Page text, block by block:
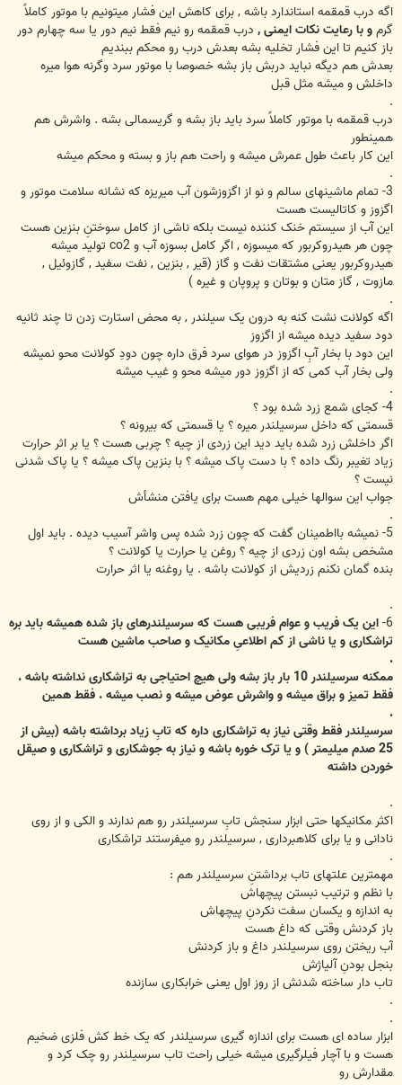
اگه درب قمقمه استاندارد باشه , برای کاهش این فشار میتونیم با موتور کاملاً
گرمو با رعایت نکات ایمنی , درب قمقمه رو نیم فقط نیم دور یا سه چهارم دور
باز کنیم تا این فشار تخلیه بشه بعدش درب رو محکم ببندیم
بعدش هم دیگه نباید دربش باز بشه خصوصا با موتور سرد وگرنه هوا میره
داخلش و میشه مثل قبل
درب قمقمه با موتور کاملاً سرد باید باز بشه و گریسمالی بشه . واشرش هم
همینطور
این کار باعث طول عمرش میشه و راحت هم باز و بسته و محکم میشه
3- تمام ماشینهای سالم و نو از اگزوزشون آب میریزه که نشانه سلامت موتور و
اگزوز و کاتالیست هست
این آب از سیستم خنک کننده نیست بلکه ناشی از کامل سوختنِ بنزین هست
چون هر هیدروکربور که میسوزه , اگر کامل بسوزه آب و co2 تولید میشه
هیدروکربور یعنی مشتقات نفت و گاز (قیر , بنزین , نفت سفید , گازوئیل ,
مازوت , گاز متان و بوتان و پروپان و غیره )
اگه کولانت نشت کنه به درون یک سیلندر , به محض استارت زدن تا چند ثانیه
دود سفید دیده میشه از اگزوز
این دود با بخار آبِ اگزوز در هوای سرد فرق داره چون دودِ کولانت محو نمیشه
ولی بخار آب کمی که از اگزوز دور میشه محو و غیب میشه
4- کجای شمع زرد شده بود ؟
قسمتی که داخل سرسیلندر میره ؟ یا قسمتی که بیرونه ؟
اگر داخلش زرد شده باید دید این زردی از چیه ؟ چربی هست ؟ یا بر اثر حرارت
زیاد تغیبر رنگ داده ؟ با دست پاک میشه ؟ با بنزین پاک میشه ؟ یا پاک شدنی
نیست ؟
جواب این سوالها خیلی مهم هست برای یافتن منشأش
5- نمیشه بااطمینان گفت که چون زرد شده پس واشر آسیب دیده . باید اول
مشخص بشه اون زردی از چیه ؟ روغن یا حرارت یا کولانت ؟
بنده گمان نکنم زردیش از کولانت باشه . یا روغنه یا اثر حرارت
6- این یک فریب و عوام فریبی هست که سرسیلندرهای باز شده همیشه باید بره
تراشکاری و یا ناشی از کم اطلاعیِ مکانیک و صاحب ماشین هست
ممکنه سرسیلندر 10 بار باز بشه ولی هیچ احتیاجی به تراشکاری نداشته باشه .
فقط تمیز و براق میشه و واشرش عوض میشه و نصب میشه . فقط همین
سرسیلندر فقط وقتی نیاز به تراشکاری داره که تابِ زیاد برداشته باشه (بیش از
25 صدم میلیمتر ) و یا ترک خوره باشه و نیاز به جوشکاری و تراشکاری و صیقل
خوردن داشته
اکثر مکانیکها حتی ابزار سنجش تابِ سرسیلندر رو هم ندارند و الکی و از روی
نادانی و یا برای کلاهبرداری , سرسیلندر رو میفرستند تراشکاری
مهمترین علتهای تاب برداشتنِ سرسیلندر هم :
با نظم و ترتیب نبستن پیچهاش
به اندازه و یکسان سفت نکردنِ پیچهاش
باز کردنش وقتی که داغ هست
آب ریختن روی سرسیلندر داغ و باز کردنش
بنجل بودنِ آلیاژش
تاب دار ساخته شدنش از روز اول یعنی خرابکاری سازنده
ابزار ساده ای هست برای اندازه گیری سرسیلندر که یک خط کش فلزی ضخیم
هست و با آچار فیلرگیری میشه خیلی راحت تاب سرسیلندر رو چک کرد و
مقدارش رو